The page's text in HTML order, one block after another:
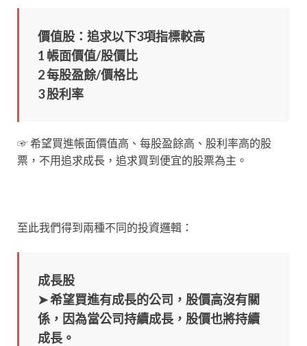
價值股：追求以下3項指標較高
1 帳面價值/股價比
2 每股盈餘/價格比
3 股利率
☞ 希望買進帳面價值高、每股盈餘高、股利率高的股
票，不用追求成長，追求買到便宜的股票為主。
至此我們得到兩種不同的投資邏輯：
成長股
➤ 希望買進有成長的公司，股價高沒有關
係，因為當公司持續成長，股價也將持續
成長。